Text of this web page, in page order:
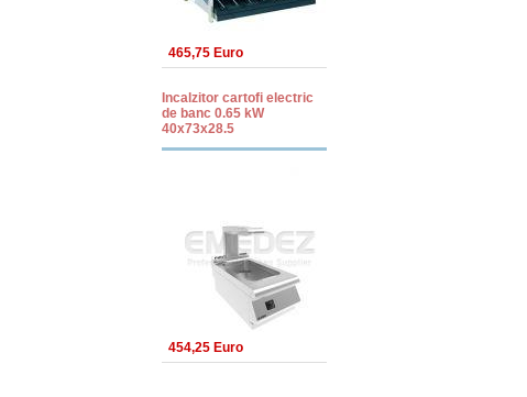
465,75 Euro
Incalzitor cartofi electric
de banc 0.65 kW
40x73x28.5
454,25 Euro